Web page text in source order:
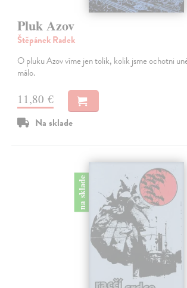
Pluk Azov
Štěpánek Radek
O pluku Azov víme jen tolik, kolik jsme ochotni
málo.
11,80 €
Na sklade
na sklade